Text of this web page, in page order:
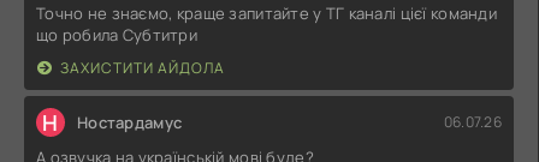
Точно не знаємо, краще запитайте у ТГ каналі цієї команди
що робила Субтитри
ЗАХИСТИТИ АЙДОЛА
Н Ностардамус 06.07.26
А озвучка на українській мові буде?